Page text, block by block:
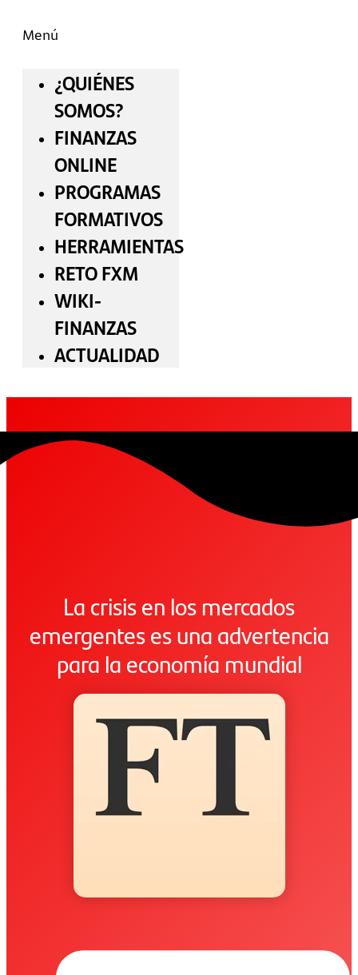
Menú
¿QUIÉNES
SOMOS?
FINANZAS
ONLINE
PROGRAMAS
FORMATIVOS
HERRAMIENTAS
RETO FXM
WIKI-
FINANZAS
ACTUALIDAD
La crisis en los mercados
emergentes es una advertencia
para la economía mundial